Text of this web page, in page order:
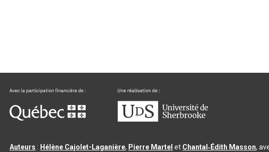
Auteurs : Hélène Cajolet-Laganière, Pierre Martel et Chantal‑Édith Masson,